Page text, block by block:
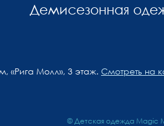
Демисезонная
«Рига Молл», 3 этаж. Смотреть на
© Детская одежда Magic